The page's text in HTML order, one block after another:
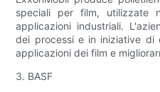
speciali per film, utilizzate
applicazioni industriali.
dei processi e in iniziative di
applicazioni dei film e
3. BASF